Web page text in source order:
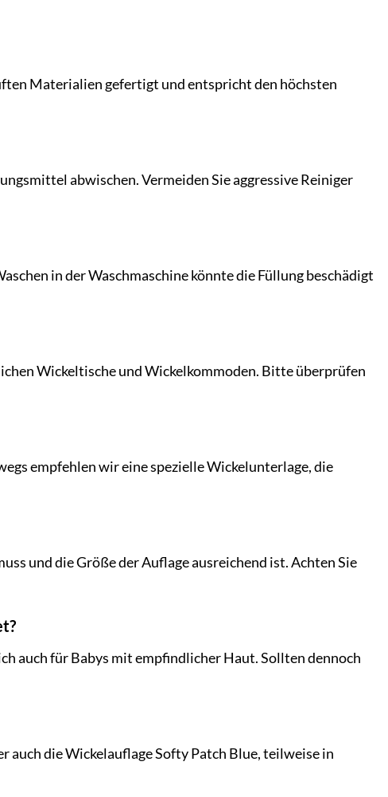
Materialien gefertigt und entspricht den höchsten
abwischen. Vermeiden Sie aggressive Reiniger
in der Waschmaschine könnte die Füllung beschädigt
Wickeltische und Wickelkommoden. Bitte überprüfen
empfehlen wir eine spezielle Wickelunterlage, die
und die Größe der Auflage ausreichend ist. Achten Sie
auch für Babys mit empfindlicher Haut. Sollten dennoch
die Wickelauflage Softy Patch Blue, teilweise in